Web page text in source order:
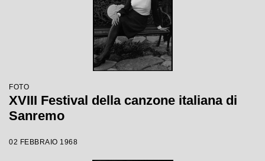
FOTO
XVIII Festival della canzone italiana di
Sanremo
02 FEBBRAIO 1968